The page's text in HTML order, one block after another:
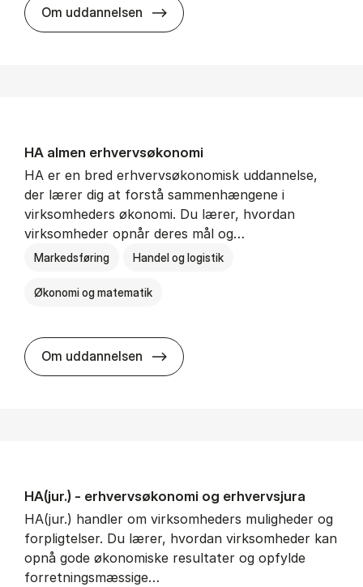
Om uddannelsen BSc in In­ter­na­tion­al Ship­ping
HA al­men erhvervs­økonomi
HA er en bred erhvervsøkonomisk uddannelse,
der lærer dig at forstå sammenhængene i
virksomheders økonomi. Du lærer, hvordan
virksomheder opnår deres mål og…
Markedsføring Handel og logistik
Økonomi og matematik
Om uddannelsen HA al­men erhvervs­økonomi
HA(jur.) - erhvervs­økonomi og erhvervs­jura
HA(jur.) handler om virksomheders muligheder og
forpligtelser. Du lærer, hvordan virksomheder kan
opnå gode økonomiske resultater og opfylde
forretningsmæssige…